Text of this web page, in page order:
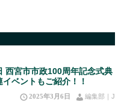
西宮市市政100周年記念式典
ベントもご紹介！！
2025年3月6日 編集部｜J